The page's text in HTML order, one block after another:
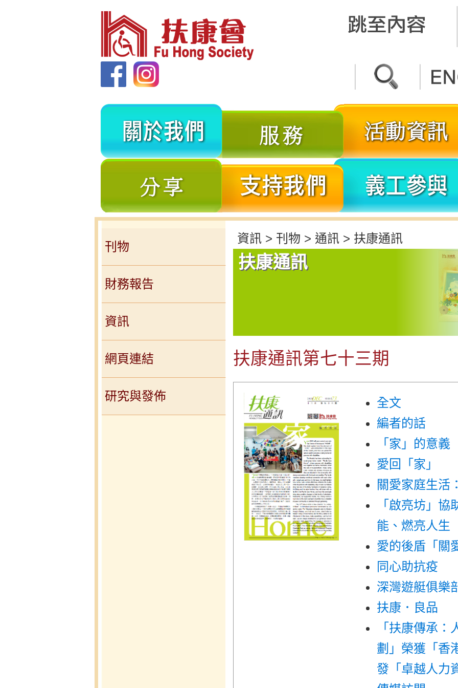
關
我
分
我
們
刊物
財務報告
資訊
網頁連結
研究與發佈
資訊 > 刊物 > 通訊 > 扶康通訊
扶康通訊
扶康通訊第七十三期
全文
編者的話
「家」的意義
愛回「家」
關愛家庭生活
「啟亮坊」
能、燃亮人生
愛的後盾「關
同心助抗疫
深灣遊艇俱樂
扶康．良品
「扶康傳承
劃」榮獲「香
發「卓越人力